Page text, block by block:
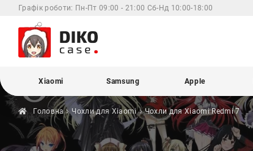
Графік роботи: Пн-Пт 09:00 - 21:00 Сб-Нд 10:00-18:00
Xiaomi Samsung Apple
Головна Чохли дляXiaomi Чохли для XiaomiRedmi 7